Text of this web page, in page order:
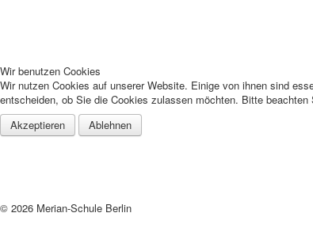
© 2026 Merian-Schule Berlin
Wir benutzen Cookies
Wir nutzen Cookies auf unserer Website. Einige von ihnen sind
entscheiden, ob Sie die Cookies zulassen möchten. Bitte
Akzeptieren
Ablehnen